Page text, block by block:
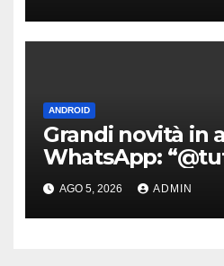
ANDROID
Grandi novità in
WhatsApp:
chat di gruppo e
AGO 5, 2026 ADMIN